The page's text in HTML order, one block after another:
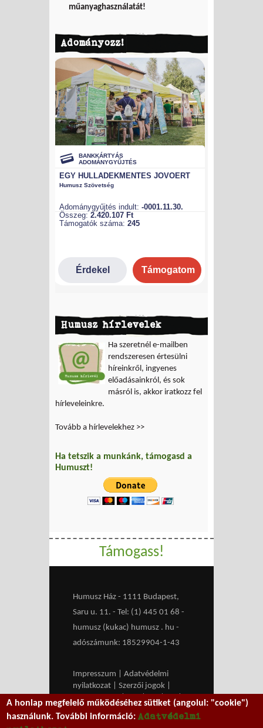
műanyaghasználatát!
Adományozz!
Humusz hírlevelek
Ha szeretnél e-mailben
rendszeresen értesülni
híreinkről, ingyenes
előadásainkról, és sok
másról is, akkor iratkozz fel
hírleveleinkre.
Tovább a hírlevelekhez >>
Ha tetszik a munkánk, támogasd a
Humuszt!
Támogass!
Humusz Ház - 1111 Budapest,
Saru u. 11. - Tel: (1) 445 01 68 -
humusz (kukac) humusz . hu -
adószámunk: 18529904-1-43
Impresszum
Adatvédelmi
nyilatkozat
Szerzői jogok
Médiaajánlat
RSS HU| EN
A honlap megfelelő működéséhez sütiket (angolul: "cookie")
használunk. További információ:Adatvédelmi